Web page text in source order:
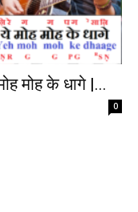
मोह के धागे |...
0